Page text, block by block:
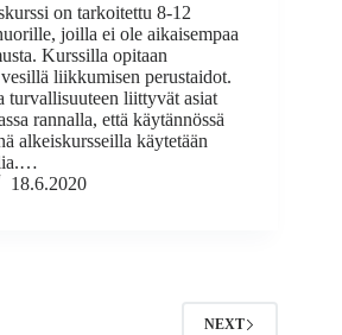
on tarkoitettu 8-12
joilla ei ole aikaisempaa
Kurssilla opitaan
liikkumisen perustaidot.
turvallisuuteen liittyvät asiat
rannalla, että käytännössä
alkeiskursseilla käytetään
18.6.2020
NEXT